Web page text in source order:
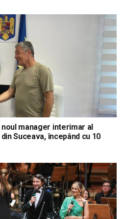
manager interimar al
Suceava, începând cu 10